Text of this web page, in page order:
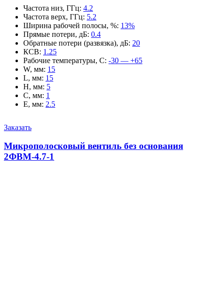
Частота низ, ГГц: 4.2
Частота верх, ГГц: 5.2
Ширина рабочей полосы, %: 13%
Прямые потери, дБ: 0.4
Обратные потери (развязка), дБ: 20
КСВ: 1.25
Рабочие температуры, С: -30 — +65
W, мм: 15
L, мм: 15
H, мм: 5
C, мм: 1
E, мм: 2.5
Заказать
Микрополосковый вентиль без основания
2ФВМ-4.7-1